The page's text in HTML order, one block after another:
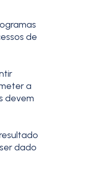
de
a
devem
dado